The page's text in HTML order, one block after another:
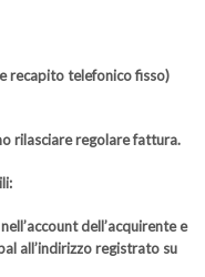
recapito telefonico fisso)
rilasciare regolare fattura.
dell’acquirente e
all’indirizzo registrato su